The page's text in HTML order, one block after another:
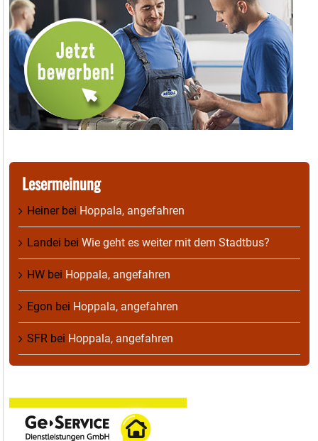
Lesermeinung
Heinerbei Hoppala, angefahren
Landei bei Wie geht es weiter mit dem Stadtbus?
HW bei Hoppala, angefahren
Egon bei Hoppala, angefahren
SFR bei Hoppala, angefahren